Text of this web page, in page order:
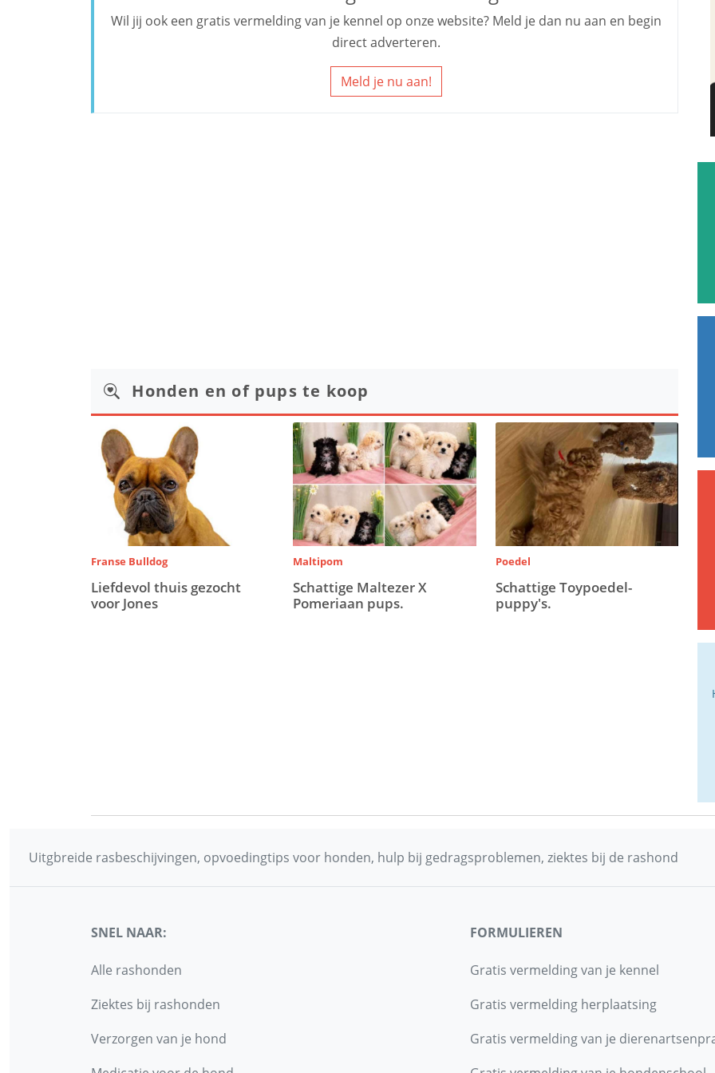
Wil jij ook een gratis vermelding van je kennel op onze website? Meld je dan nu aan en begin
direct adverteren.
Meld je nu aan!
Honden en of pups te koop
Franse Bulldog
Liefdevol thuis gezocht
voor Jones
Maltipom
Schattige Maltezer X
Pomeriaan pups.
Poedel
Schattige Toypoedel-
puppy's.
Uitgbreide rasbeschijvingen, opvoedingtips voor honden, hulp bij gedragsproblemen, ziektes bij de rashond
SNEL NAAR:
Alle rashonden
Ziektes bij rashonden
Verzorgen van je hond
FORMULIEREN
Gratis vermelding van je kennel
Gratis vermelding herplaatsing
Gratis vermelding van je